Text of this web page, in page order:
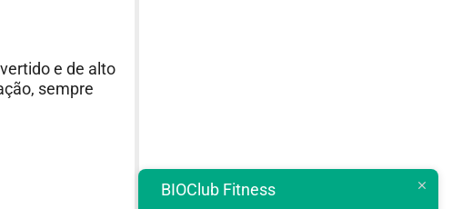
e de alto
sempre
BIOClub Fitness